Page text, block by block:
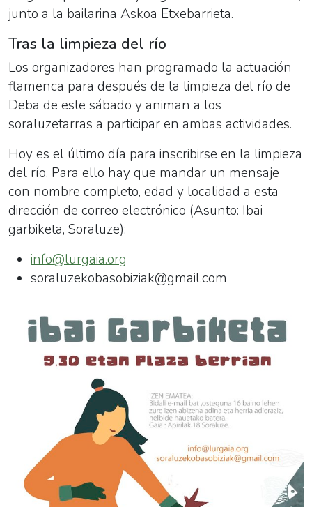
junto a la bailarina Askoa Etxebarrieta.
Tras la limpieza del río
Los organizadores han programado la actuación
flamenca para después de la limpieza del río de
Deba de este sábado y animan a los
soraluzetarras a participar en ambas actividades.
Hoy es el último día para inscribirse en la limpieza
del río. Para ello hay que mandar un mensaje
con nombre completo, edad y localidad a esta
dirección de correo electrónico (Asunto: Ibai
garbiketa, Soraluze):
info@lurgaia.org
soraluzekobasobiziak@gmail.com